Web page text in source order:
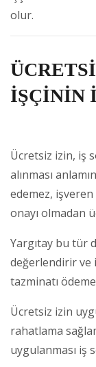
olur.
İŞÇİNİN
Ücretsiz izin, iş
alınması
edemez,
onayı olmadan
Yargıtay bu tür
değerlendirir ve
tazminatı
Ücretsiz izin
rahatlama
uygulanması iş